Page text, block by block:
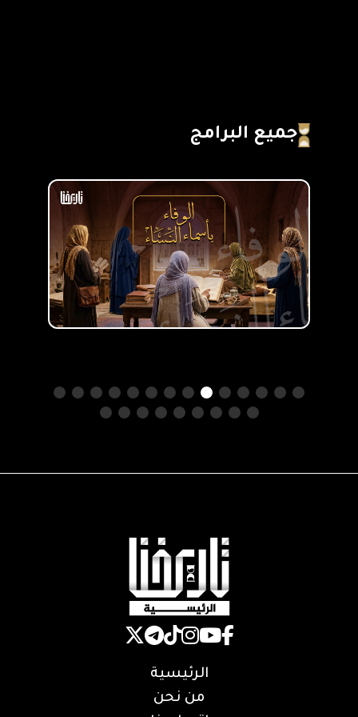
جميع البرامج
الوفاء بأسماء النساء
عدد الحلقات :18
تاريخ مؤلم
عدد الحلقات :
الرئيسية
من نحن